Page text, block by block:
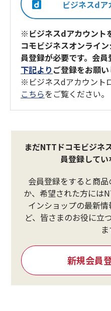
※ビジネスdアカウント
コモビジネスオンライ
員登録が必要です。会
下記より ご登録をお願い
※ビジネスdアカウント
こちらをご覧ください。
まだNTTドコモビジネ
員登録して
会員登録をすると商
か、希望された方には
インショップの最新
ど、皆さまのお役に立
ま
新規会員